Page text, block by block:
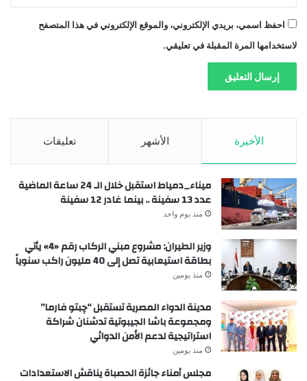
احفظ اسمي، بريدي الإلكتروني، والموقع الإلكتروني في هذا المتصفح
لاستخدامها المرة المقبلة في تعليقي.
الأخيرة الأشهر تعليقات
ميناء_دمياط استقبل خلال الـ 24 ساعة الماضية
عدد 13 سفينة .. بينما غادر 12 سفينة
منذ يوم واحد
وزير الطيران: مشروع مبني الركاب رقم «4» يأتي
بطاقة استيعابية تصل إلى 40 مليون راكب سنوياً
منذ يومين
مدينة الدواء المصرية تستقبل “چبتو فارما”
ومجموعة باشا الجيبوتية تدشنان شراكة
استراتيجية لدعم الأمن الدوائي
منذ يومين
مجلس أمناء جائزة الحصباة يناقش الاستعدادات